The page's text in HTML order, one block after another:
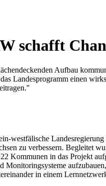
schafft
Aufbau
Landesprogramm einen
westfälische
zu verbessern. Begleitet
Kommunen in das Projekt
in einem